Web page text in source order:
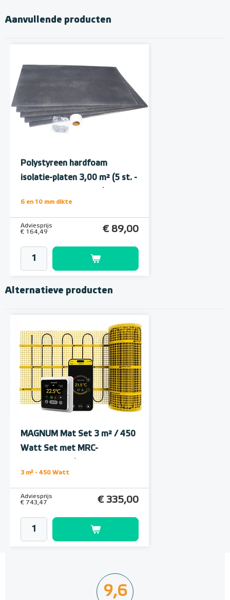
Aanvullende producten
Polystyreen hardfoam
isolatie-platen 3,00 m² (5 st. -
6 en 10 mm dikte
Adviesprijs
€ 164,49
€ 89,00
Polystyreen hardfoam
60 x 100 cm à 0,6 cm)
6 en 10 mm dikte
€ 212,50
Alternatieve producten
MAGNUM Mat Set 3 m² / 450
Watt Set met MRC-
3 m² - 450 Watt
Adviesprijs
€ 743,47
€ 335,00
9,6